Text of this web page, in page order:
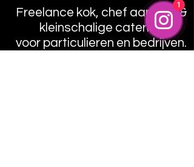
Freelance kok, chef aan huis &
kleinschalige catering
voor particulieren en bedrijven.
1